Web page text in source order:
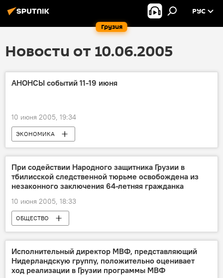
Грузия
РУС
Новости от 10.06.2005
АНОНСЫ событий 11-19 июня
10 июня 2005, 19:34
ЭКОНОМИКА
При содействии Народного защитника Грузии в
тбилисской следственной тюрьме освобождена из
незаконного заключения 64-летняя гражданка
10 июня 2005, 18:33
ОБЩЕСТВО
Исполнительный директор МВФ, представляющий
Нидерландскую группу, положительно оценивает
ход реализации в Грузии программы МВФ